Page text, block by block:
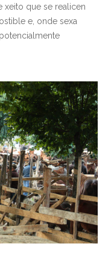
xeito que se realicen
e, onde sexa